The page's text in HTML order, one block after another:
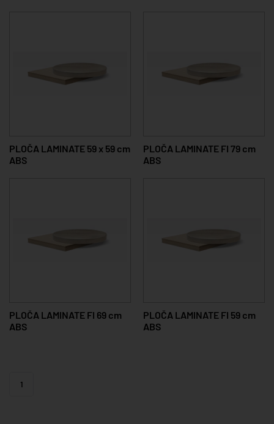
PLOČA LAMINATE 59 x 59 cm
ABS
PLOČA LAMINATE FI 79 cm
ABS
PLOČA LAMINATE FI 69 cm
ABS
PLOČA LAMINATE FI 59 cm
ABS
1